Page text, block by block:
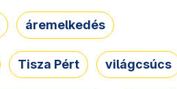
áremelkedés
Tisza Pért világcsúcs